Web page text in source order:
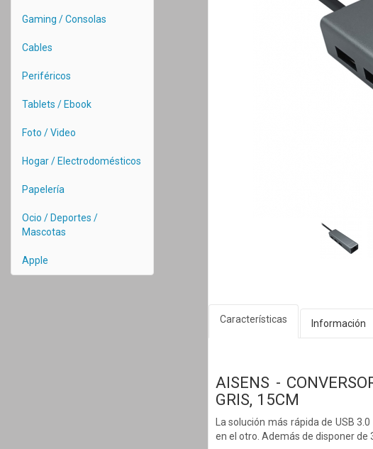
Gaming / Consolas
Cables
Periféricos
Tablets / Ebook
Foto / Video
Hogar / Electrodomésticos
Papelería
Ocio / Deportes /
Mascotas
Apple
Características Información
AISENS -
GRIS, 15CM
La solución más rápida de USB
en el otro. Además de disponer de